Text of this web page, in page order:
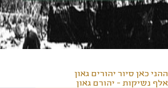
ההני כאן סיור יהורים גאון
אלף נשיקות - יהורם גאון